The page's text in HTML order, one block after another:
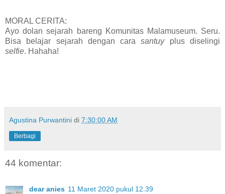
MORAL CERITA:
Ayo dolan sejarah bareng Komunitas Malamuseum. Seru.
Bisa belajar sejarah dengan carasantuyplus diselingi
selfie. Hahaha!
Agustina Purwantini di 7:30:00 AM
Berbagi
44 komentar:
dear anies 11 Maret 2020 pukul 12.39